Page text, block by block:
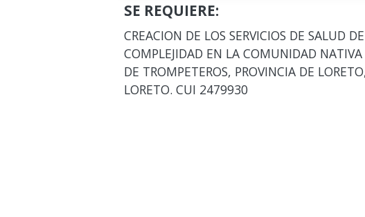
SE REQUIERE:
CREACION DE LOS SERVICIOS DE SALUD
COMPLEJIDAD EN LA COMUNIDAD
DE TROMPETEROS, PROVINCIA DE
LORETO. CUI 2479930